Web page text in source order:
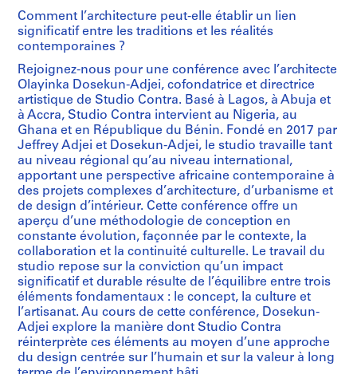
Comment l’architecture peut-elle établir un lien
significatif entre les traditions et les réalités
contemporaines ?
Rejoignez-nous pour une conférence avec l’architecte
Olayinka Dosekun-Adjei, cofondatrice et directrice
artistique de Studio Contra. Basé à Lagos, à Abuja et
à Accra, Studio Contra intervient au Nigeria, au
Ghana et en République du Bénin. Fondé en 2017 par
Jeffrey Adjei et Dosekun-Adjei, le studio travaille tant
au niveau régional qu’au niveau international,
apportant une perspective africaine contemporaine à
des projets complexes d’architecture, d’urbanisme et
de design d’intérieur. Cette conférence offre un
aperçu d’une méthodologie de conception en
constante évolution, façonnée par le contexte, la
collaboration et la continuité culturelle. Le travail du
studio repose sur la conviction qu’un impact
significatif et durable résulte de l’équilibre entre trois
éléments fondamentaux : le concept, la culture et
l’artisanat. Au cours de cette conférence, Dosekun-
Adjei explore la manière dont Studio Contra
réinterprète ces éléments au moyen d’une approche
du design centrée sur l’humain et sur la valeur à long